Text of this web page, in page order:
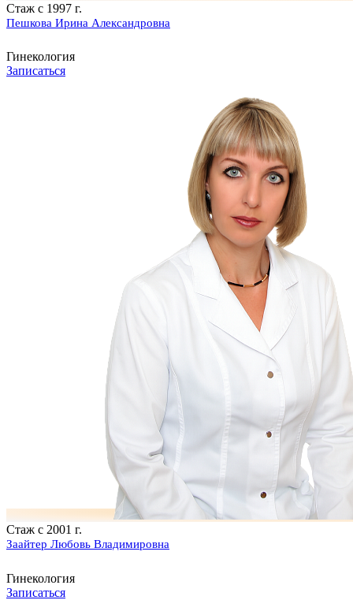
Стаж с 1997 г.
Пешкова Ирина Александровна
Гинекология
Записаться
Стаж с 2001 г.
Заайтер Любовь Владимировна
Гинекология
Записаться